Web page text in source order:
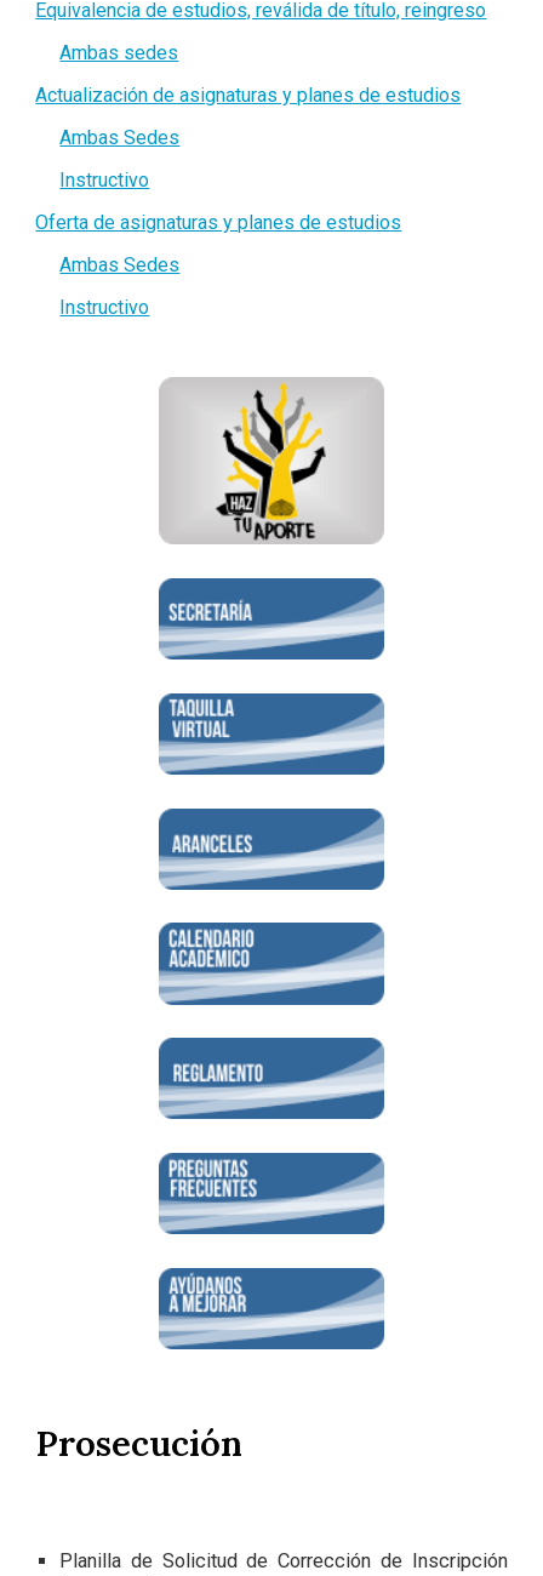
Equivalencia de estudios, reválida de título, reingreso
Ambas sedes
Actualización de asignaturas y planes de estudios
Ambas Sedes
Instructivo
Oferta de asignaturas y planes de estudios
Ambas Sedes
Instructivo
Prosecución
Planilla de Solicitud de Corrección de Inscripción